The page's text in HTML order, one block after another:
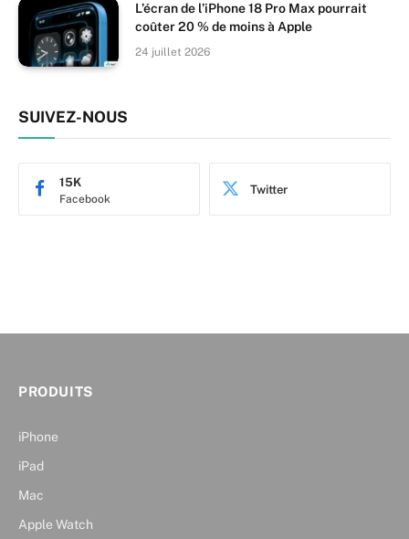
L’écran de l’iPhone 18 Pro Max pourrait
coûter 20 % de moins à Apple
24 juillet 2026
SUIVEZ-NOUS
Facebook
15K Twitter
PRODUITS
iPhone
iPad
Mac
Apple Watch